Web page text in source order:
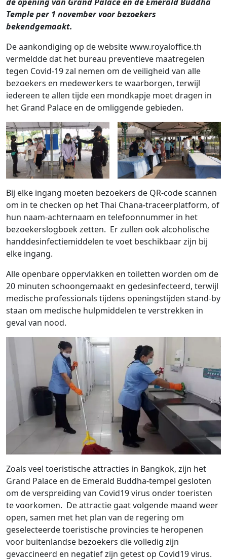
Temple per 1 november voor bezoekers
bekendgemaakt.
De aankondiging op de website www.royaloffice.th
vermeldde dat het bureau preventieve maatregelen
tegen Covid-19 zal nemen om de veiligheid van alle
bezoekers en medewerkers te waarborgen, terwijl
iedereen te allen tijde een mondkapje moet dragen in
het Grand Palace en de omliggende gebieden.
Bij elke ingang moeten bezoekers de QR-code scannen
om in te checken op het Thai Chana-traceerplatform, of
hun naam-achternaam en telefoonnummer in het
bezoekerslogboek zetten. Er zullen ook alcoholische
handdesinfectiemiddelen te voet beschikbaar zijn bij
elke ingang.
Alle openbare oppervlakken en toiletten worden om de
20 minuten schoongemaakt en gedesinfecteerd, terwijl
medische professionals tijdens openingstijden stand-by
staan ​​om medische hulpmiddelen te verstrekken in
geval van nood.
Zoals veel toeristische attracties in Bangkok, zijn het
Grand Palace en de Emerald Buddha-tempel gesloten
om de verspreiding van Covid19 virus onder toeristen
te voorkomen. De attractie gaat volgende maand weer
open, samen met het plan van de regering om
geselecteerde toeristische provincies te heropenen
voor buitenlandse bezoekers die volledig zijn
gevaccineerd en negatief zijn getest op Covid19 virus.